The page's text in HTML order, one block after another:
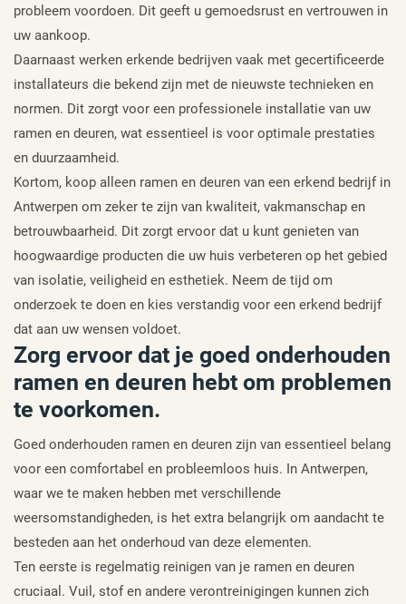
probleem voordoen. Dit geeft u gemoedsrust en vertrouwen in
uw aankoop.
Daarnaast werken erkende bedrijven vaak met gecertificeerde
installateurs die bekend zijn met de nieuwste technieken en
normen. Dit zorgt voor een professionele installatie van uw
ramen en deuren, wat essentieel is voor optimale prestaties
en duurzaamheid.
Kortom, koop alleen ramen en deuren van een erkend bedrijf in
Antwerpen om zeker te zijn van kwaliteit, vakmanschap en
betrouwbaarheid. Dit zorgt ervoor dat u kunt genieten van
hoogwaardige producten die uw huis verbeteren op het gebied
van isolatie, veiligheid en esthetiek. Neem de tijd om
onderzoek te doen en kies verstandig voor een erkend bedrijf
dat aan uw wensen voldoet.
Zorg ervoor dat je goed onderhouden
ramen en deuren hebt om problemen
te voorkomen.
Goed onderhouden ramen en deuren zijn van essentieel belang
voor een comfortabel en probleemloos huis. In Antwerpen,
waar we te maken hebben met verschillende
weersomstandigheden, is het extra belangrijk om aandacht te
besteden aan het onderhoud van deze elementen.
Ten eerste is regelmatig reinigen van je ramen en deuren
cruciaal. Vuil, stof en andere verontreinigingen kunnen zich